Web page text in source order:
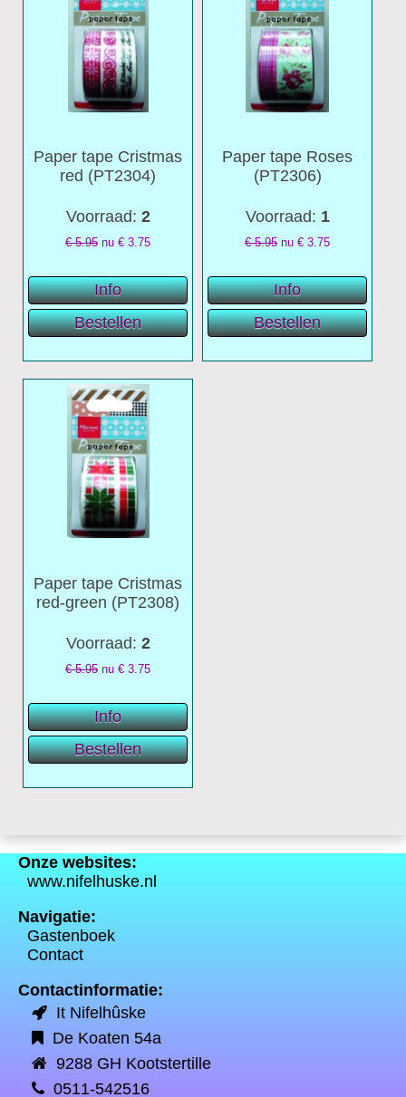
Paper tape Cristmas
red (PT2304)
Voorraad: 2
€ 5.95 nu €3.75
Paper tape Roses
(PT2306)
Voorraad: 1
€ 5.95nu €3.75
Paper tape Cristmas
red-green (PT2308)
Voorraad: 2
€ 5.95 nu €3.75
Onze websites:
www.nifelhuske.nl
Navigatie:
Gastenboek
Contact
Contactinformatie:
It Nifelhûske
De Koaten 54a
9288 GH Kootstertille
0511-542516